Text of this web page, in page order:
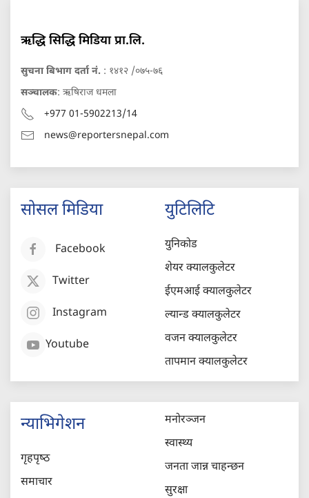
ऋद्धि सिद्धि मिडिया प्रा.लि.
सुचना बिभाग दर्ता नं. : १४१२ /०७५-७६
सञ्चालक: ऋषिराज धमला
+977 01-5902213/14
news@reportersnepal.com
सोसल मिडिया
Facebook
Twitter
Instagram
Youtube
युटिलिटि
युनिकोड
शेयर क्यालकुलेटर
ईएमआई क्यालकुलेटर
ल्यान्ड क्यालकुलेटर
वजन क्यालकुलेटर
तापमान क्यालकुलेटर
न्याभिगेशन
गृहपृष्‍ठ
समाचार
मनोरञ्जन
स्वास्थ्य
जनता जान्न चाहन्छन
सुरक्षा